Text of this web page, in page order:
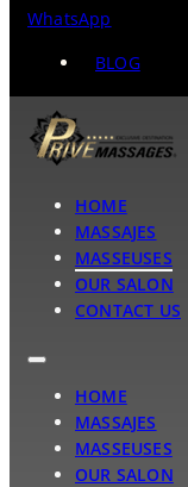
WhatsApp
BLOG
HOME
MASSAJES
MASSEUSES
OUR SALON
CONTACT US
HOME
MASSAJES
MASSEUSES
OUR SALON